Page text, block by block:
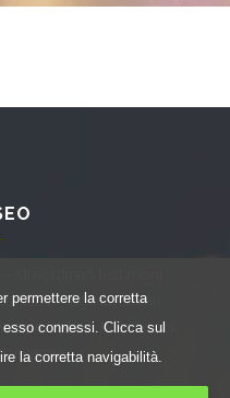
terra – agli ambienti
in tutta la sua
permettere la corretta
connessi. Clicca sul
la corretta navigabilità.